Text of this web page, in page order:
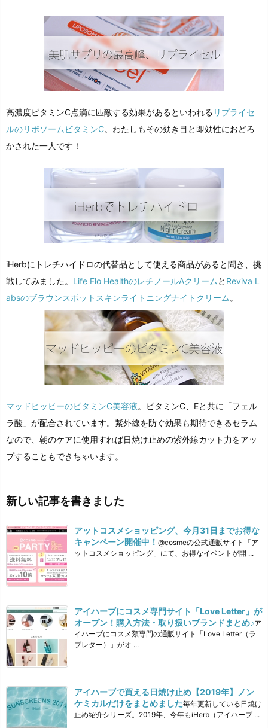
高濃度ビタミンC点滴に匹敵する効果があるといわれる リプライセ
ルのリポソームビタミンC。わたしもその効き目と即効性におどろ
かされた一人です！
iHerbにトレチハイドロの代替品として使える商品があると聞き、挑
戦してみました。 Life Flo HealthのレチノールAクリーム と Reviva L
absのブラウンスポットスキンライトニングナイトクリーム 。
マッドヒッピーのビタミンC美容液。ビタミンC、Eと共に「フェル
ラ酸」が配合されています。紫外線を防ぐ効果も期待できるセラム
なので、朝のケアに使用すれば日焼け止めの紫外線カット力をアッ
プすることもできちゃいます。
新しい記事を書きました
アットコスメショッピング、今月31日までお得な
キャンペーン開催中！ @cosmeの公式通販サイト「ア
ットコスメショッピング」にて、お得なイベントが開 ...
アイハーブにコスメ専門サイト「Love Letter」が
オープン！購入方法・取り扱いブランドまとめ♪ア
イハーブにコスメ類専門の通販サイト「Love Letter（ラ
ブレター）」がオ ...
アイハーブで買える日焼け止め【2019年】ノン
ケミカルだけをまとめました毎年更新している日焼け
止め紹介シリーズ。2019年、今年もiHerb（アイハーブ ...